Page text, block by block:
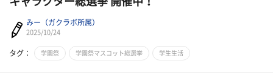
みー（ガクラボ所属）
2025/10/24
タグ： 学園祭 学園祭マスコット総選挙 学生生活